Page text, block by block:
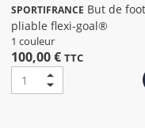
SPORTIFRANCE
pliable flexi-goal®
1 couleur
100,00 € TTC